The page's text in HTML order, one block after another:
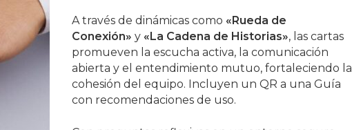
A través de dinámicas como «Rueda de
Conexión» y «La Cadena de Historias», las cartas
promueven la escucha activa, la comunicación
abierta y el entendimiento mutuo, fortaleciendo la
cohesión del equipo. Incluyen un QR a una Guía
con recomendaciones de uso.